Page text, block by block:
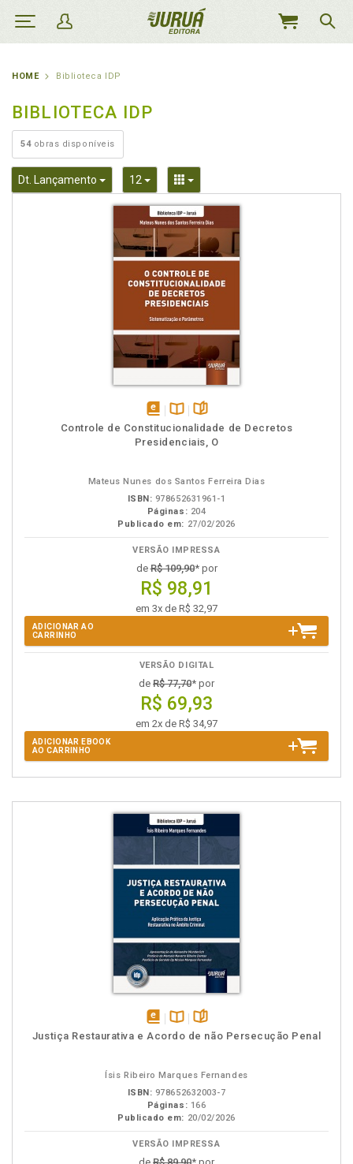
MEU
HOME Biblioteca IDP
BIBLIOTECA IDP
54obras disponíveis
Dt. Lançamento Toggle Dropdown
12 Toggle DropdownToggle Dropdown
disponível
em
Disponível
na
páginas
Controle de Constitucionalidade de Decretos
Presidenciais, O
Mateus Nunes dos Santos Ferreira Dias
ISBN: 978652631961-1
Páginas: 204
Publicado em: 27/02/2026
VERSÃO IMPRESSA
deR$ 109,90* por
R$ 98,91
em 3x de R$ 32,97
ADICIONAR AO
CARRINHO
VERSÃO DIGITAL
de R$ 77,70* por
R$ 69,93
em 2x de R$ 34,97
ADICIONAR EBOOK
AO CARRINHO
disponível
Disponível
páginas
Justiça Restaurativa e Acordo de não Persecução Penal
Ísis Ribeiro Marques Fernandes
ISBN: 978652632003-7
Páginas: 166
Publicado em: 20/02/2026
VERSÃO IMPRESSA